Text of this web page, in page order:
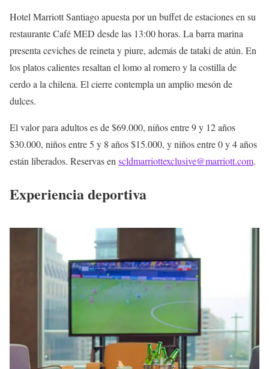
Hotel Marriott Santiago apuesta por un buffet de estaciones en su
restaurante Café MED desde las 13:00 horas. La barra marina
presenta ceviches de reineta y piure, además de tataki de atún. En
los platos calientes resaltan el lomo al romero y la costilla de
cerdo a la chilena. El cierre contempla un amplio mesón de
dulces.
El valor para adultos es de $69.000, niños entre 9 y 12 años
$30.000, niños entre 5 y 8 años $15.000, y niños entre 0 y 4 años
están liberados. Reservas en scldmarriottexclusive@marriott.com.
Experiencia deportiva